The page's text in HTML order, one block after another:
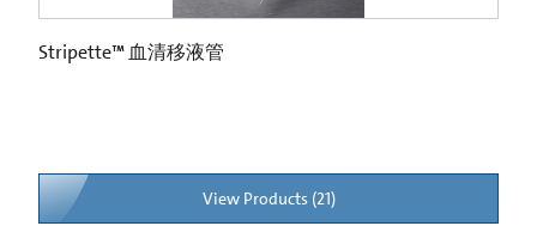
Stripette™ 血清移液管
View Products (21)